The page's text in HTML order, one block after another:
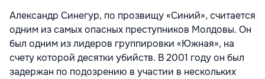
Александр Синегур, по прозвищу «Синий», считается
одним из самых опасных преступников Молдовы. Он
был одним из лидеров группировки «Южная», на
счету которой десятки убийств. В 2001 году он был
задержан по подозрению в участии в нескольких